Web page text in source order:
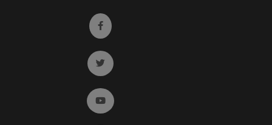
Ir a facebook (abre en ventana nueva)
Ir a twitter (abre en ventana nueva)
Ir a YouTube (abre en ventana nueva)